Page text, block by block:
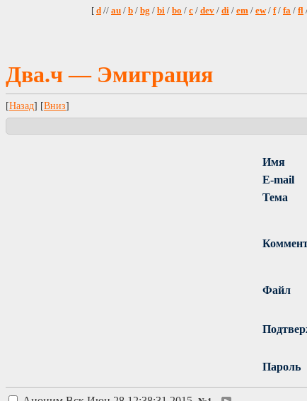
[ d // au / b / bg / bi / bo / c / dev / di / em / ew/ f/ fa / fl
Два.ч — Эмиграция
[Назад] [Вниз]
Имя
E-mail
Тема
Файл
Пароль